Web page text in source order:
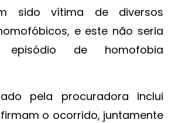
sido vítima de diversos
e este não seria
de homofobia
pela procuradora inclui
o ocorrido, juntamente